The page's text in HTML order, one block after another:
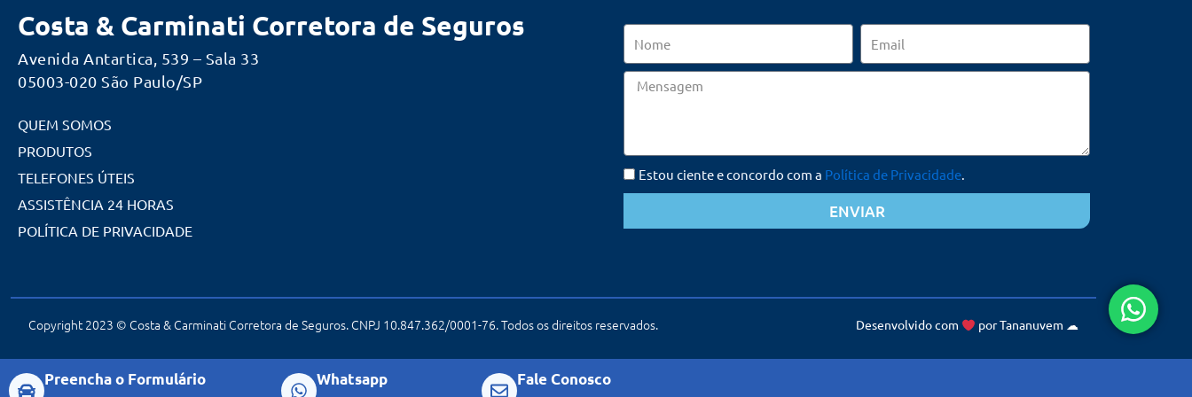
Costa & Carminati Corretora de Seguros
Avenida Antartica, 539 – Sala 33
05003-020 São Paulo/SP
QUEM SOMOS
PRODUTOS
TELEFONES ÚTEIS
ASSISTÊNCIA 24 HORAS
POLÍTICA DE PRIVACIDADE
Mensagem
Estou ciente e concordo com a Política de Privacidade.
ENVIAR
Copyright 2023 © Costa & Carminati Corretora de Seguros. CNPJ 10.847.362/0001-76. Todos os direitos reservados. Desenvolvido com porTananuvem ☁
Preencha o Formulário Whatsapp Fale Conosco